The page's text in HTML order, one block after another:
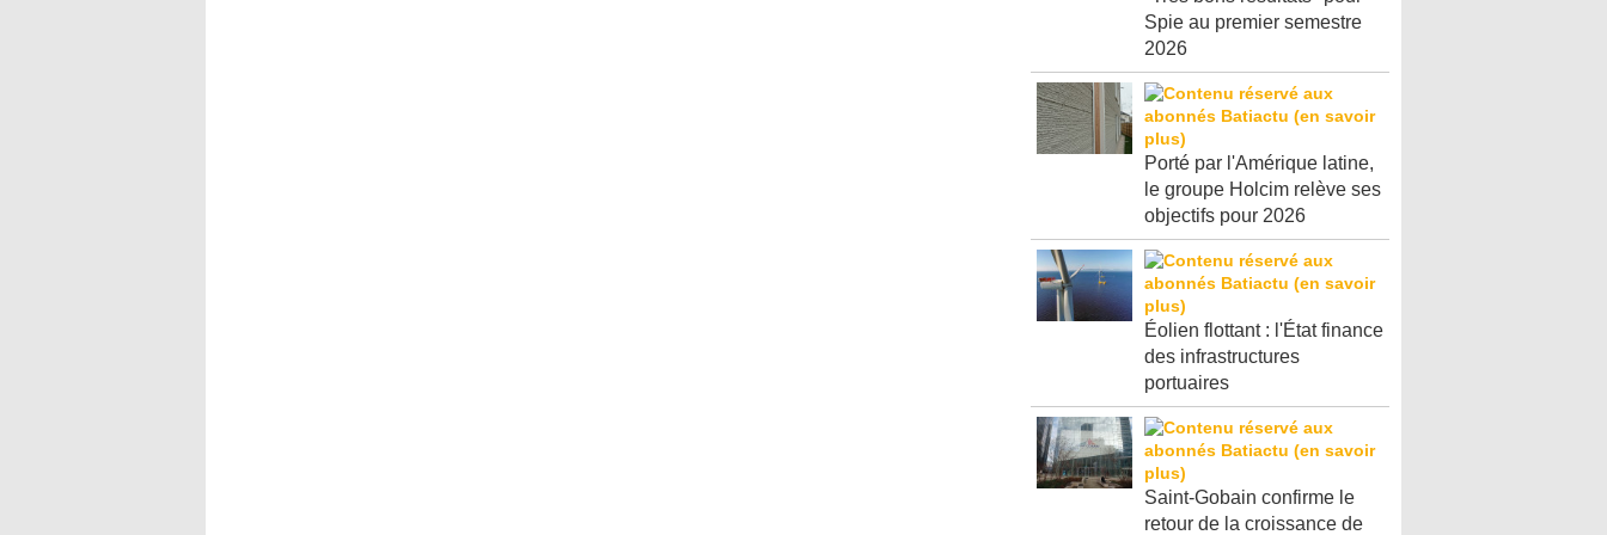
Spie au premier semestre
2026
Porté par l'Amérique latine,
le groupe Holcim relève ses
objectifs pour 2026
Éolien flottant : l'État finance
des infrastructures
portuaires
Saint-Gobain confirme le
retour de la croissance de